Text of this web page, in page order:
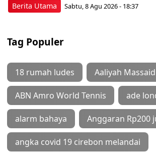
Berita Utama Sabtu, 8 Agu 2026 - 18:37
Tag Populer
18 rumah ludes Aaliyah Massaid
ABN Amro World Tennis ade
alarm bahaya Anggaran Rp200
angka covid 19 cirebon melandai